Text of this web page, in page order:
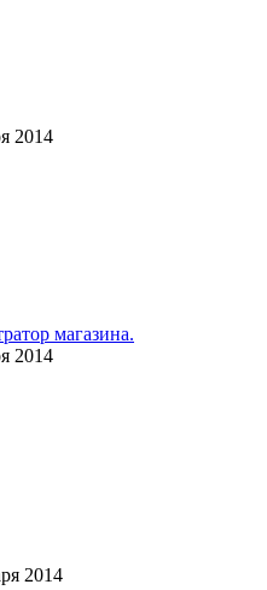
2014
магазина.
2014
2014